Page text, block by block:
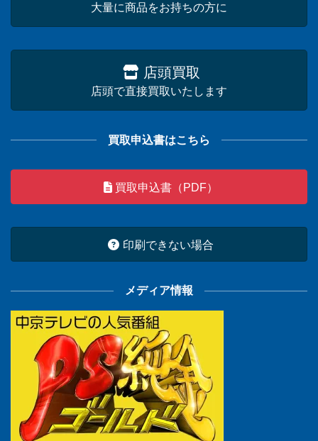
大量に商品をお持ちの方に
店頭買取
店頭で直接買取いたします
買取申込書はこちら
買取申込書（PDF）
印刷できない場合
メディア情報